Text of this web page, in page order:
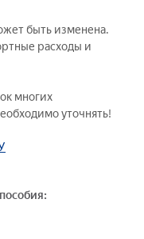
быть изменена.
расходы и
многих
уточнять!
по